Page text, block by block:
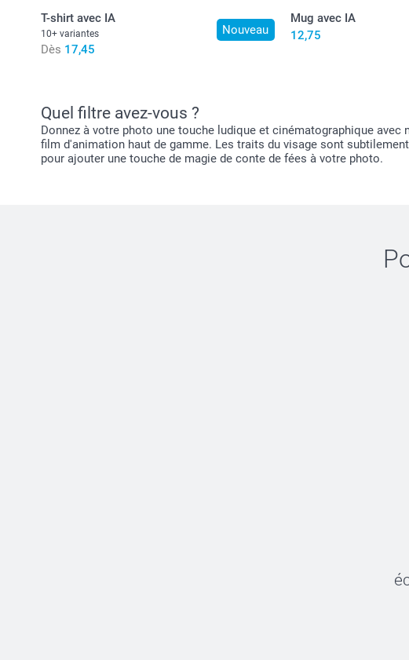
Nouveau
T-shirt avec IA
10+ variantes
Dès 17,45
Mug avec IA
12,75
Quel filtre avez-vous ?
Donnez à votre photo une touche ludique et cinématographique
film d'animation haut de gamme. Les traits du visage sont
pour ajouter une touche de magie de conte de fées à votre photo.